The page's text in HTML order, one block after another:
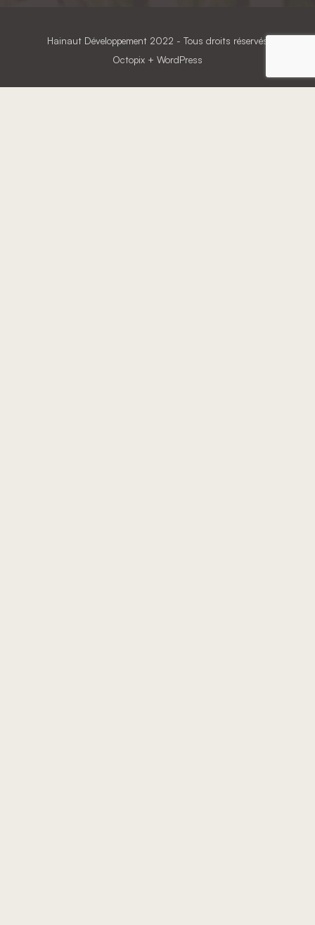
Hainaut Développement 2022 - Tous droits réservés
Octopix + WordPress